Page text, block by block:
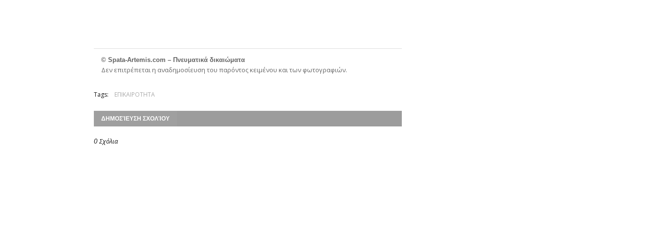
© Spata-Artemis.com – Πνευματικά δικαιώματα
Δεν επιτρέπεται η αναδημοσίευση του παρόντος κειμένου και των φωτογραφιών.
Tags: ΕΠΙΚΑΙΡΟΤΗΤΑ
ΔΗΜΟΣΊΕΥΣΗ ΣΧΟΛΊΟΥ
0 Σχόλια